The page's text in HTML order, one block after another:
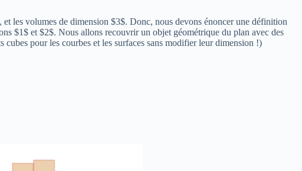
les volumes de dimension $3$. Donc, nous devons énoncer une définition
$1$ et $2$. Nous allons recouvrir un objet géométrique du plan avec des
pour les courbes et les surfaces sans modifier leur dimension !)